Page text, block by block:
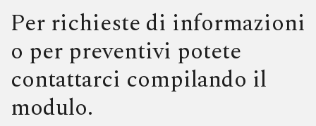
Per richieste di informazioni
o per preventivi potete
contattarci compilando il
modulo.